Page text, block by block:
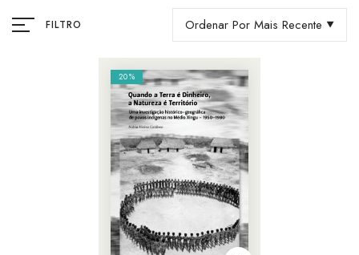
FILTRO Ordenar Por Mais Recente
20%